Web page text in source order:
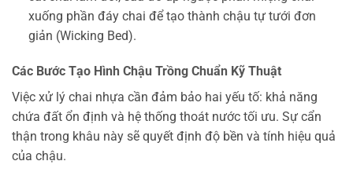
xuống phần đáy chai để tạo thành chậu tự tưới đơn
giản (Wicking Bed).
Các Bước Tạo Hình Chậu Trồng Chuẩn Kỹ Thuật
Việc xử lý chai nhựa cần đảm bảo hai yếu tố: khả năng
chứa đất ổn định và hệ thống thoát nước tối ưu. Sự cẩn
thận trong khâu này sẽ quyết định độ bền và tính hiệu quả
của chậu.